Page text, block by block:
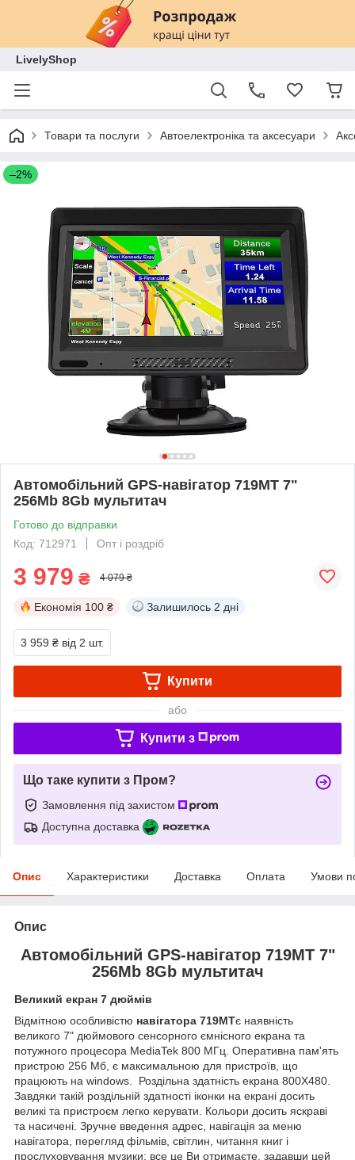
LivelyShop
Товари та послуги Автоелектроніка та аксесуари
–2%
Автомобільний GPS-навігатор 719MT 7"
256Mb 8Gb мультитач
Готово до відправки
Код: 712971
Опт і роздріб
3 979 ₴ 4 079 ₴
Економія 100 ₴ Залишилось 2 дні
3 959 ₴ від 2 шт.
Купити
або
Купити з
Що таке купити з Пром?
Замовлення під захистом
Доступна доставка
Опис Характеристики Доставка Оплата Умови
Опис
Автомобільний GPS-навігатор 719MT 7"
256Mb 8Gb мультитач
Великий екран 7 дюймів
Відмітною особливістю навігатора 719MTє наявність
великого 7" дюймового сенсорного ємнісного екрана та
потужного процесора MediaTek 800 МГц. Оперативна пам'ять
пристрою 256 Мб, є максимальною для пристроїв, що
працюють на windows. Роздільна здатність екрана 800Х480.
Завдяки такій роздільній здатності іконки на екрані досить
великі та пристроєм легко керувати. Кольори досить яскраві
та насичені. Зручне введення адрес, навігація за меню
навігатора, перегляд фільмів, світлин, читання книг і
прослуховування музики: все це Ви отримаєте, задавши цей